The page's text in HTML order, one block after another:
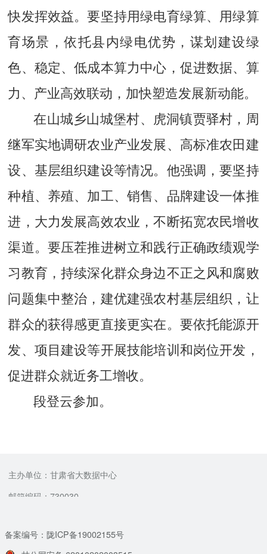
快发挥效益。要坚持用绿电育绿算、用绿算
育场景，依托县内绿电优势，谋划建设绿
色、稳定、低成本算力中心，促进数据、算
力、产业高效联动，加快塑造发展新动能。
在山城乡山城堡村、虎洞镇贾驿村，周
继军实地调研农业产业发展、高标准农田建
设、基层组织建设等情况。他强调，要坚持
种植、养殖、加工、销售、品牌建设一体推
进，大力发展高效农业，不断拓宽农民增收
渠道。要压茬推进树立和践行正确政绩观学
习教育，持续深化群众身边不正之风和腐败
问题集中整治，建优建强农村基层组织，让
群众的获得感更直接更实在。要依托能源开
发、项目建设等开展技能培训和岗位开发，
促进群众就近务工增收。
段登云参加。
主办单位：甘肃省大数据中心
邮箱编码：730030
备案编号：陇ICP备19002155号